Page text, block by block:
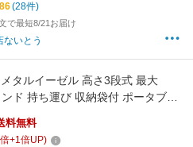
(28件)
で最短8/21お届け
ないとう
タルイーゼル 高さ3段式 最大
ド 持ち運び 収納袋付 ポータブル
ポスター 看板 メニュー[おす す
(一部地域を除く)]
料無料
倍+1倍UP)